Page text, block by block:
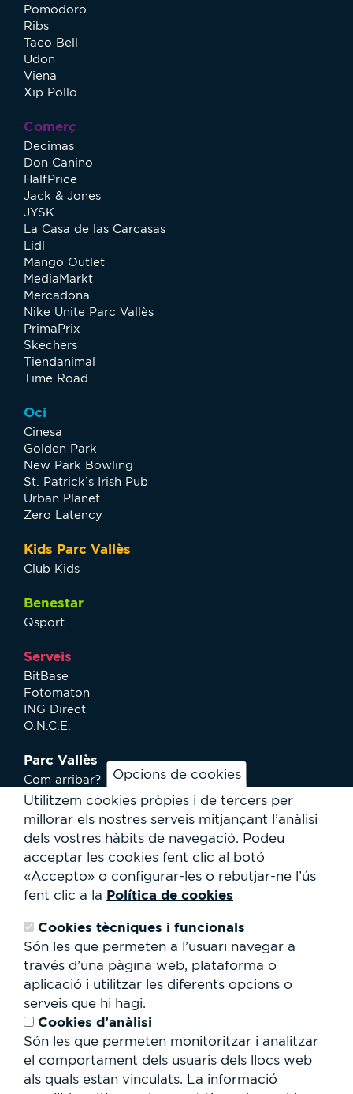
Opcions de cookies
Utilitzem cookies pròpies i de tercers per
millorar els nostres serveis mitjançant l’anàlisi
dels vostres hàbits de navegació. Podeu
acceptar les cookies fent clic al botó
«Accepto» o configurar-les o rebutjar-ne l’ús
fent clic a la Política de cookies
Cookies tècniques i funcionals
Són les que permeten a l’usuari navegar a
través d’una pàgina web, plataforma o
aplicació i utilitzar les diferents opcions o
serveis que hi hagi.
Cookies d’anàlisi
Són les que permeten monitoritzar i analitzar
el comportament dels usuaris dels llocs web
als quals estan vinculats. La informació
Pomodoro
Ribs
Taco Bell
Udon
Viena
Xip Pollo
Comerç
Decimas
Don Canino
HalfPrice
Jack & Jones
JYSK
La Casa de las Carcasas
Lidl
Mango Outlet
MediaMarkt
Mercadona
Nike Unite Parc Vallès
PrimaPrix
Skechers
Tiendanimal
Time Road
Oci
Cinesa
Golden Park
New Park Bowling
St. Patrick’s Irish Pub
Urban Planet
Zero Latency
Kids Parc Vallès
Club Kids
Benestar
Qsport
Serveis
BitBase
Fotomaton
ING Direct
O.N.C.E.
Parc Vallès
Com arribar?
Plànol
Activitats
Serveis a l'usuari
Club Staff
Qui som?
Contacte
Cessió d'espais
RSC
Formulari
de
cerca
Cerca